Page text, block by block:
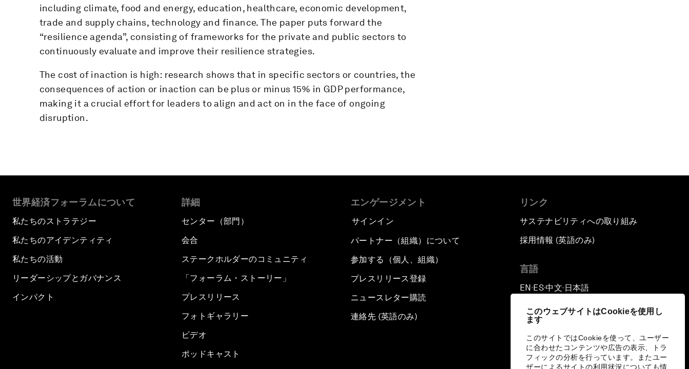
このウェブサイトはCookieを使用し
ます
このサイトではCookieを使って、ユーザー
に合わせたコンテンツや広告の表示、トラ
フィックの分析を行っています。またユー
ザーによるサイトの利用状況についても情
including climate, food and energy, education, healthcare, economic development,
trade and supply chains, technology and finance. The paper puts forward the
“resilience agenda”, consisting of frameworks for the private and public sectors to
continuously evaluate and improve their resilience strategies.
The cost of inaction is high: research shows that in specific sectors or countries, the
consequences of action or inaction can be plus or minus 15% in GDP performance,
making it a crucial effort for leaders to align and act on in the face of ongoing
disruption.
世界経済フォーラムについて
私たちのストラテジー
私たちのアイデンティティ
私たちの活動
リーダーシップとガバナンス
インパクト
詳細
センター（部門）
会合
ステークホルダーのコミュニティ
「フォーラム・ストーリー」
プレスリリース
フォトギャラリー
ビデオ
ポッドキャスト
エンゲージメント
サインイン
パートナー（組織）について
参加する（個人、組織）
プレスリリース登録
ニュースレター購読
連絡先 (英語のみ)
リンク
サステナビリティへの取り組み
採用情報 (英語のみ)
言語
EN ▪ ES▪中文▪ 日本語